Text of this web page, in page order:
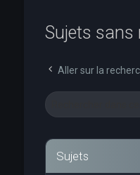
Sujets sans
Aller sur la
Sujets